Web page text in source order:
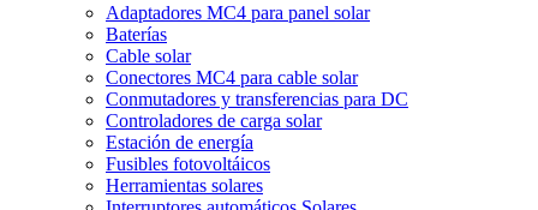
Adaptadores MC4 para panel solar
Baterías
Cable solar
Conectores MC4 para cable solar
Conmutadores y transferencias para DC
Controladores de carga solar
Estación de energía
Fusibles fotovoltáicos
Herramientas solares